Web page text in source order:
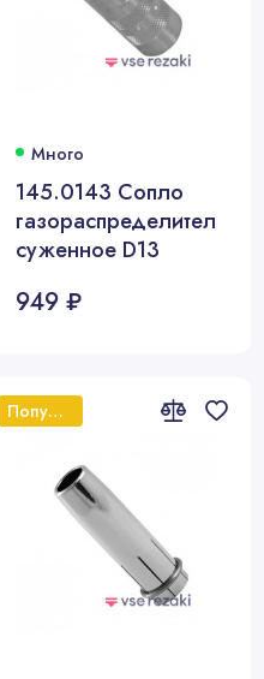
Много
145.0143 Сопло
газораспределительное
суженное D13
949 ₽
Популярный